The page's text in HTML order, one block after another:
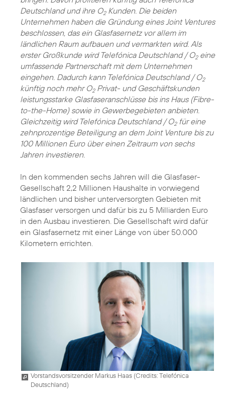
Deutschland und ihre O2Kunden. Die beiden
Unternehmen haben die Gründung eines Joint Ventures
beschlossen, das ein Glasfasernetz vor allem im
ländlichen Raum aufbauen und vermarkten wird. Als
erster Großkunde wird Telefónica Deutschland / O2eine
umfassende Partnerschaft mit dem Unternehmen
eingehen. Dadurch kann Telefónica Deutschland / O2
künftig noch mehr O2Privat- und Geschäftskunden
leistungsstarke Glasfaseranschlüsse bis ins Haus (Fibre-
to-the-Home) sowie in Gewerbegebieten anbieten.
Gleichzeitig wird Telefónica Deutschland / O2für eine
zehnprozentige Beteiligung an dem Joint Venture bis zu
100 Millionen Euro über einen Zeitraum von sechs
Jahren investieren.
In den kommenden sechs Jahren will die Glasfaser-
Gesellschaft 2,2 Millionen Haushalte in vorwiegend
ländlichen und bisher unterversorgten Gebieten mit
Glasfaser versorgen und dafür bis zu 5 Milliarden Euro
in den Ausbau investieren. Die Gesellschaft wird dafür
ein Glasfasernetz mit einer Länge von über 50.000
Kilometern errichten.
Vorstandsvorsitzender Markus Haas (Credits: Telefónica
Deutschland)